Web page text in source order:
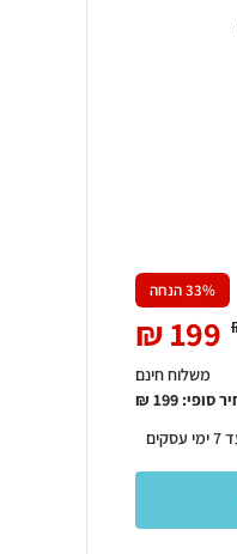
33% הנחה
199
₪
משלוח חינם
סופי: 199
₪
7ימי עסקים